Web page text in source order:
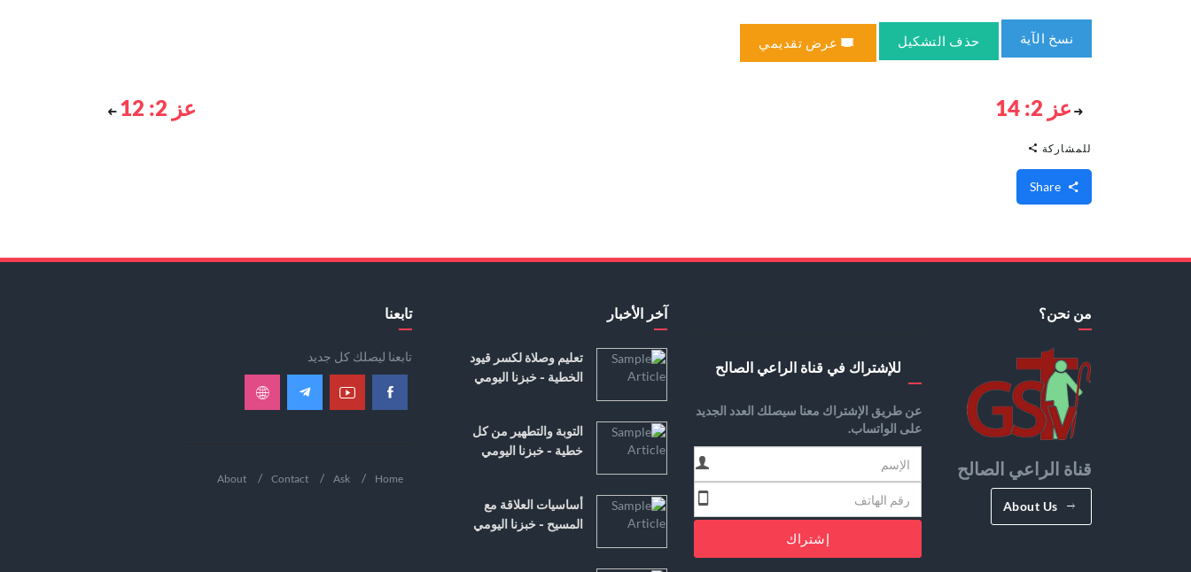
نسخ الآية حذف التشكيل عرض تقديمي
عز 2: 14 عز 2: 12
للمشاركة
من نحن؟
قناة الراعي الصالح
About Us
للإشتراك في قناة الراعي الصالح
عن طريق الإشتراك معنا سيصلك العدد الجديد
على الواتساب.
إشتراك
آخر الأخبار
تعليم وصلاة لكسر قيود
الخطية - خبزنا اليومي
التوبة والتطهير من كل
خطية - خبزنا اليومي
أساسيات العلاقة مع
المسيح - خبزنا اليومي
تابعنا
تابعنا ليصلك كل جديد
Home
Ask
Contact
About